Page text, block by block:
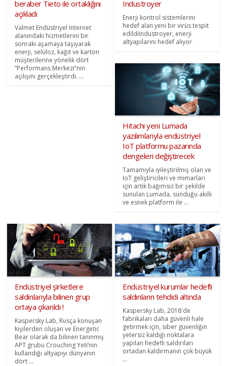
beraber Tieto ile ortaklığını
açıkladı
Valmet Endüstriyel Internet
alanındaki hizmetlerini bir
sonraki aşamaya taşıyarak
enerji, selüloz, kağıt ve karton
müşterilerine yönelik dört
“Performans Merkezi”nin
açılışını gerçekleştirdi. ...
Industroyer
Enerji kontrol sistemlerini
hedef alan yeni bir virüs tespit
edildiIndustroyer, enerji
altyapılarını hedef alıyor
Hitachi yeni Lumada
yazılımlarıyla endüstriyel
IoT platformu pazarında
dengeleri değiştirecek
Tamamıyla iyileştirilmiş olan ve
IoT geliştiricileri ve mimarları
için artık bağımsız bir şekilde
sunulan Lumada, sunduğu akıllı
ve esnek platform ile ...
Endüstriyel şirketlere
saldırılarıyla bilinen grup
ortaya çıkarıldı !
Kaspersky Lab, Rusça konuşan
kişilerden oluşan ve Energetic
Bear olarak da bilinen tanınmış
APT grubu Crouching Yeti’nin
kullandığı altyapıyı dünyanın
dört ...
Endüstriyel kurumlar hedefli
saldırıların tehdidi altında
Kaspersky Lab, 2018'de
fabrikaları daha güvenli hale
getirmek için, siber güvenliğin
yetersiz kaldığı noktalara
yapılan hedefli saldırıları
ortadan kaldırmanın çok büyük
...